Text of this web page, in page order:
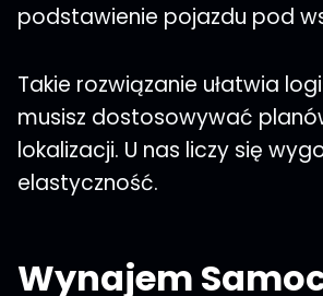
podstawienie pojazdu pod
Takie rozwiązanie ułatwia
musisz dostosowywać
lokalizacji. U nas liczy się
elastyczność.
Wynajem